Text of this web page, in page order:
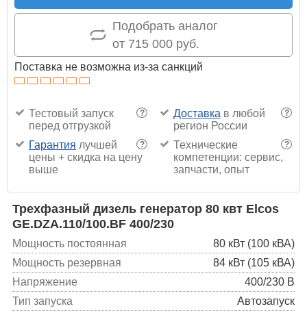
Подобрать аналог
от 715 000 руб.
Поставка не возможна из-за санкций
?
Тестовый запуск
перед отгрузкой
?
Доставка в любой
регион России
?
Гарантия лучшей
цены + скидка на цену
выше
?
Технические
компетенции: сервис,
запчасти, опыт
Трехфазный дизель генератор 80 квт Elcos
GE.DZA.110/100.BF 400/230
Мощность постоянная
80 кВт (100 кВА)
Мощность резервная
84 кВт (105 кВА)
Напряжение
400/230 В
Тип запуска
Автозапуск